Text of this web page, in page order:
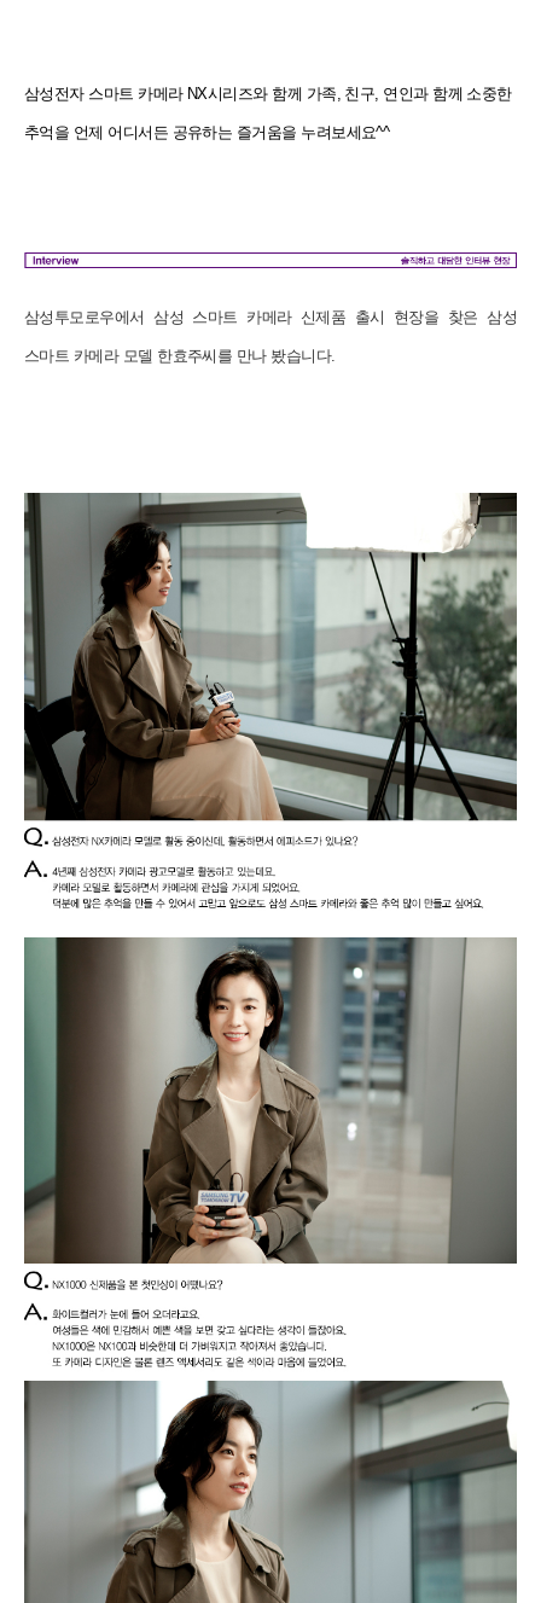
삼성전자 스마트 카메라 NX시리즈와 함께 가족, 친구, 연인과 함께 소중한
추억을 언제 어디서든 공유하는 즐거움을 누려보세요^^
삼성투모로우에서 삼성 스마트 카메라 신제품 출시 현장을 찾은 삼성
스마트 카메라 모델 한효주씨를 만나 봤습니다.